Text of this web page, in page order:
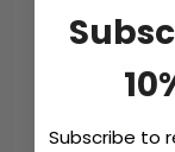
Subscribe to